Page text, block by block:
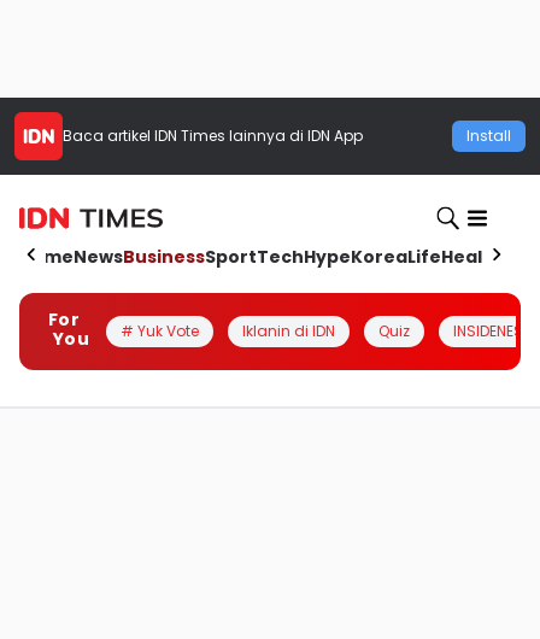
Baca artikel IDN Times lainnya di IDN App Install
HomeNewsBusinessSportTechHypeKoreaLifeHealth
For
You
# Yuk Vote Iklanin di IDN Quiz INSIDENESIA